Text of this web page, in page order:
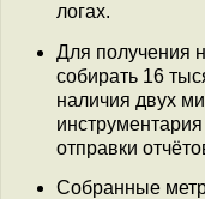
логах.
Для получения
собирать 16
наличия двух
отправки
Собранные